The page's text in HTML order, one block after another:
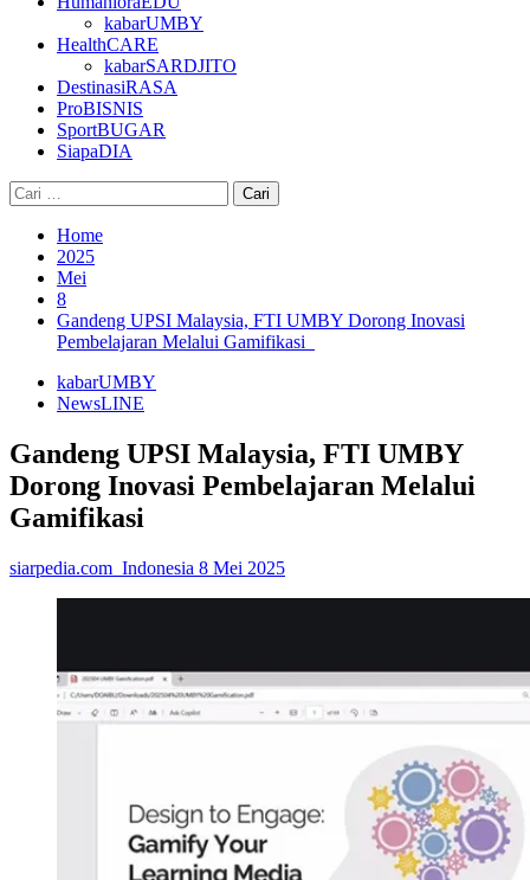
kabarUMBY
HealthCARE
kabarSARDJITO
DestinasiRASA
ProBISNIS
SportBUGAR
SiapaDIA
Cari
untuk:
Home
2025
Mei
8
Gandeng UPSI Malaysia, FTI UMBY Dorong Inovasi
Pembelajaran Melalui Gamifikasi
kabarUMBY
NewsLINE
Gandeng UPSI Malaysia, FTI UMBY
Dorong Inovasi Pembelajaran Melalui
Gamifikasi
siarpedia.com_Indonesia 8 Mei 2025